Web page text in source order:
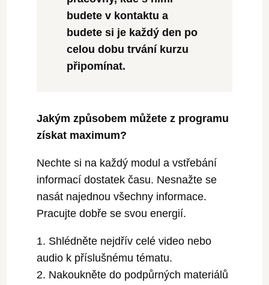
budete v kontaktu a
budete si je každý den po
celou dobu trvání kurzu
připomínat.
Jakým způsobem můžete z programu
získat maximum?
Nechte si na každý modul a vstřebání
informací dostatek času. Nesnažte se
nasát najednou všechny informace.
Pracujte dobře se svou energií.
Shlédněte nejdřív celé video nebo
audio k příslušnému tématu.
Nakoukněte do podpůrných materiálů